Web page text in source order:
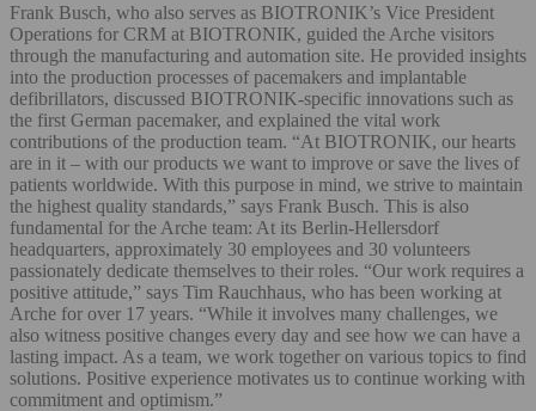
Frank Busch, who also serves as BIOTRONIK’s Vice President
Operations for CRM at BIOTRONIK, guided the Arche visitors
through the manufacturing and automation site. He provided insights
into the production processes of pacemakers and implantable
defibrillators, discussed BIOTRONIK-specific innovations such as
the first German pacemaker, and explained the vital work
contributions of the production team. “At BIOTRONIK, our hearts
are in it – with our products we want to improve or save the lives of
patients worldwide. With this purpose in mind, we strive to maintain
the highest quality standards,” says Frank Busch. This is also
fundamental for the Arche team: At its Berlin-Hellersdorf
headquarters, approximately 30 employees and 30 volunteers
passionately dedicate themselves to their roles. “Our work requires a
positive attitude,” says Tim Rauchhaus, who has been working at
Arche for over 17 years. “While it involves many challenges, we
also witness positive changes every day and see how we can have a
lasting impact. As a team, we work together on various topics to find
solutions. Positive experience motivates us to continue working with
commitment and optimism.”